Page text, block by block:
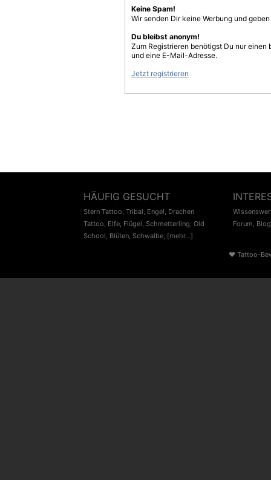
Keine Spam!
Wir senden Dir keine Werbung und
Du bleibst anonym!
Zum Registrieren benötigst Du nur einen
und eine E-Mail-Adresse.
Jetzt registrieren
HÄUFIG GESUCHT
Stern Tattoo, Tribal, Engel, Drachen
Tattoo, Elfe, Flügel, Schmetterling, Old
School, Blüten, Schwalbe, [mehr...]
Forum, Blog
♥ Tattoo-